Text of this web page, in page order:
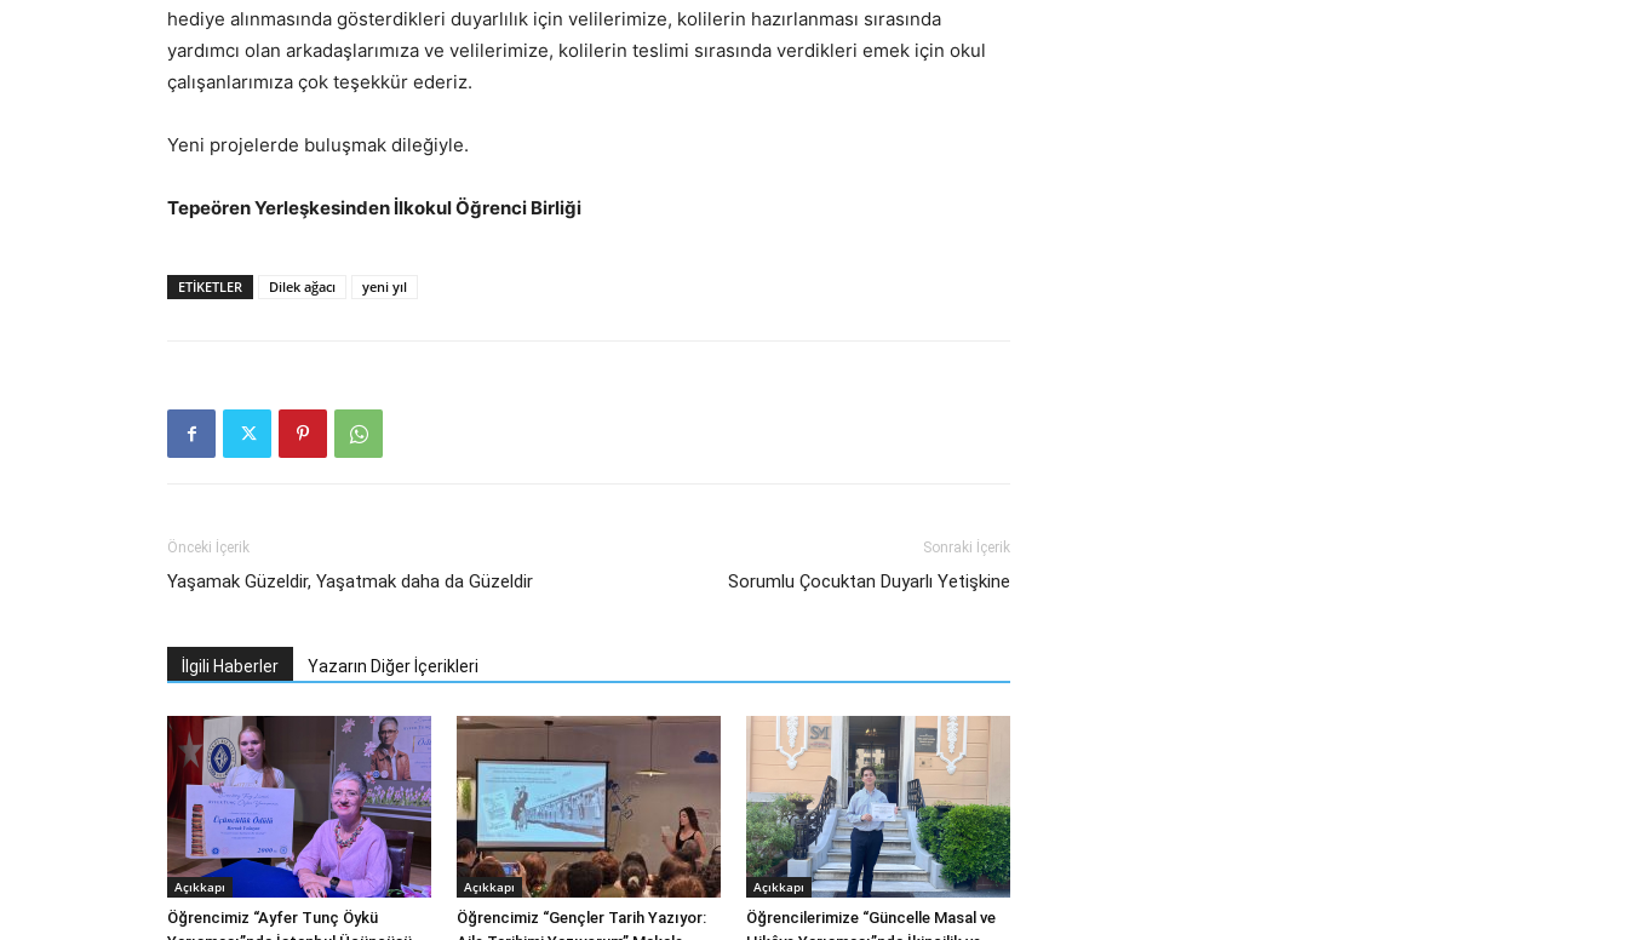
hediye alınmasında gösterdikleri duyarlılık için velilerimize, kolilerin hazırlanması sırasında
yardımcı olan arkadaşlarımıza ve velilerimize, kolilerin teslimi sırasında verdikleri emek için okul
çalışanlarımıza çok teşekkür ederiz.
Yeni projelerde buluşmak dileğiyle.
Tepeören Yerleşkesinden İlkokul Öğrenci Birliği
ETIKETLER Dilek ağacı yeni yıl
Önceki İçerik
Yaşamak Güzeldir, Yaşatmak daha da Güzeldir
Sonraki İçerik
Sorumlu Çocuktan Duyarlı Yetişkine
İlgili Haberler Yazarın Diğer İçerikleri
Açıkkapı
Öğrencimiz “Ayfer Tunç Öykü
Açıkkapı
Öğrencimiz “Gençler Tarih Yazıyor:
Açıkkapı
Öğrencilerimize “Güncelle Masal ve